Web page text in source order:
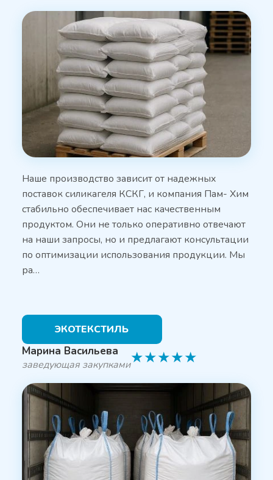
Наше производство зависит от надежных
поставок силикагеля КСКГ, и компания Пам- Хим
стабильно обеспечивает нас качественным
продуктом. Они не только оперативно отвечают
на наши запросы, но и предлагают консультации
по оптимизации использования продукции. Мы
ра…
ЭКОТЕКСТИЛЬ
Марина Васильева
заведующая закупками★★★★★